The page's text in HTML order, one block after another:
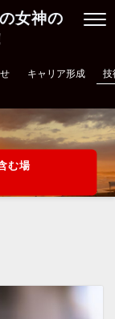
女神の
キャリア形成 技
む場